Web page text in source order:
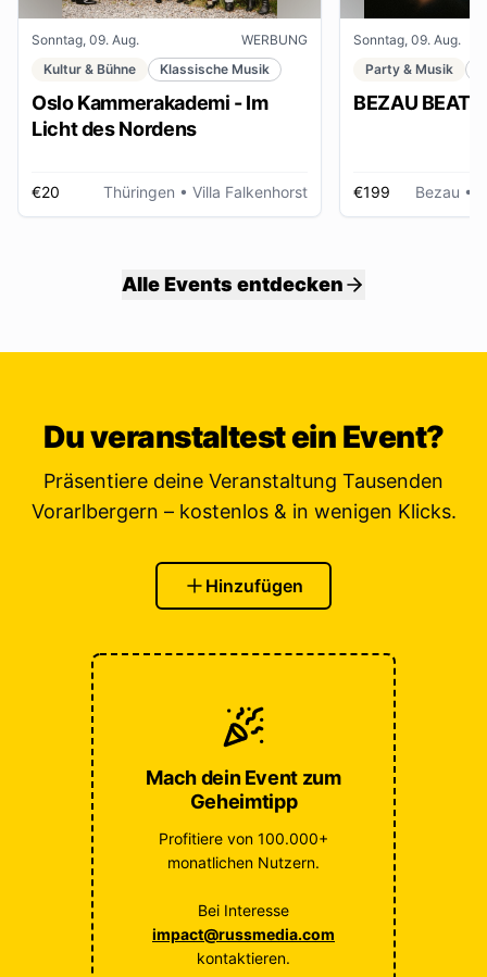
Sonntag, 09. Aug.
WERBUNG
Kultur & Bühne
Klassische Musik
Oslo Kammerakademi - Im
Licht des Nordens
€20 Thüringen • Villa Falkenhorst
Sonntag, 09. Aug.
Party & Musik
BEZAU BEATZ
€199 Bezau •
Alle Events entdecken
Du veranstaltest ein Event?
Präsentiere deine Veranstaltung Tausenden
Vorarlbergern – kostenlos & in wenigen Klicks.
Hinzufügen
Mach dein Event zum
Geheimtipp
Profitiere von 100.000+
monatlichen Nutzern.
Bei Interesse
impact@russmedia.com
kontaktieren.